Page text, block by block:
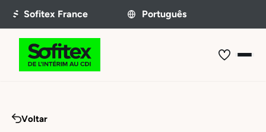
Voltar